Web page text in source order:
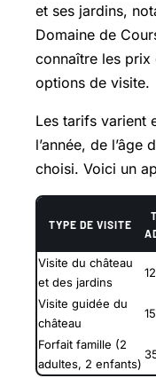
et ses jardins,
Domaine de
connaître les prix
options de visite.
Les tarifs varient
l’année, de
choisi. Voici un
TYPE DE VISITE
Visite du château
et des jardins
Visite guidée du
château
Forfait famille (2
adultes, 2 enfants)